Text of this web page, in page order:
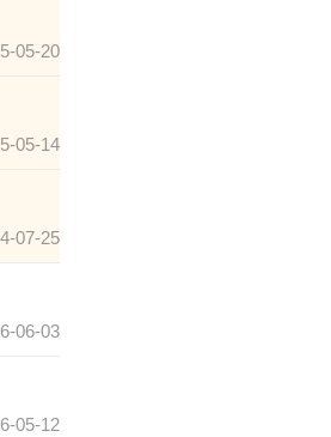
05-20
05-14
07-25
06-03
05-12